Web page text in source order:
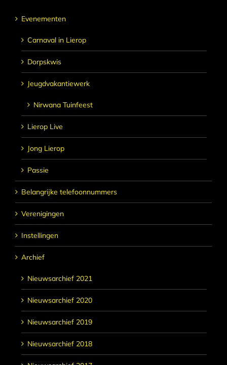
Evenementen
Carnaval in Lierop
Dorpskwis
Jeugdvakantiewerk
Nirwana Tuinfeest
Lierop Live
Jong Lierop
Passie
Belangrijke telefoonnummers
Verenigingen
Instellingen
Archief
Nieuwsarchief 2021
Nieuwsarchief 2020
Nieuwsarchief 2019
Nieuwsarchief 2018